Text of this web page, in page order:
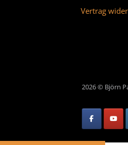
Vertrag
2026 © Björn